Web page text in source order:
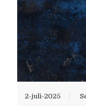
2-juli-2025